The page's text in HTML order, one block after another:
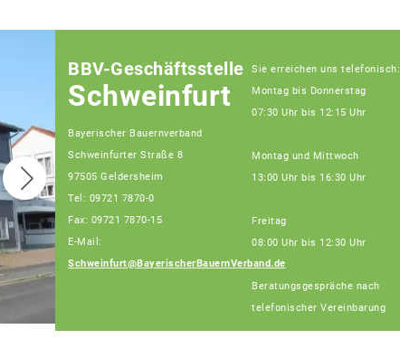
BBV-Geschäftsstelle
Schweinfurt
Bayerischer Bauernverband
Schweinfurter Straße 8
97505 Geldersheim
Tel: 09721 7870-0
Fax: 09721 7870-15
E-Mail:
Schweinfurt@BayerischerBauernVerband.de
Sie erreichen uns telefonisch:
Montag bis Donnerstag
07:30 Uhr bis 12:15 Uhr
Montag und Mittwoch
13:00 Uhr bis 16:30 Uhr
Freitag
08:00 Uhr bis 12:30 Uhr
Beratungsgespräche nach
telefonischer Vereinbarung